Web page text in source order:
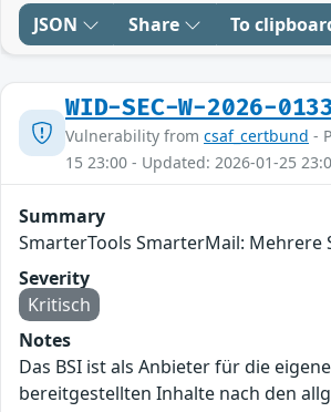
JSON Share To
WID-SEC-W-2026-
Vulnerability from csaf_certbund -
15 23:00 - Updated: 2026-01-25
Summary
SmarterTools SmarterMail: Mehrere
Severity
Kritisch
Notes
Das BSI ist als Anbieter für die
bereitgestellten Inhalte nach den